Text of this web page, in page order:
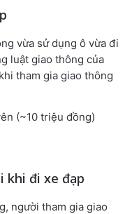
vừa sử dụng ô vừa đi
luật giao thông của
tham gia giao thông
(~10 triệu đồng)
khi đi xe đạp
người tham gia giao